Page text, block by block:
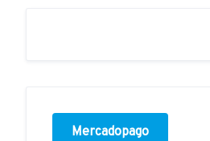
Mercadopago